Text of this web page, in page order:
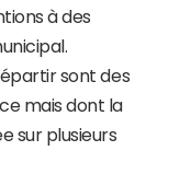
à des
sont des
mais dont la
sur plusieurs